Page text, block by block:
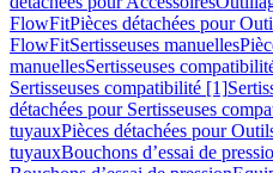
FlowFitPièces détachées pour
FlowFitSertisseuses manuelles
manuellesSertisseuses
Sertisseuses compatibilité [1]
détachées pour Sertisseuses
tuyauxPièces détachées pour
tuyauxBouchons d’essai de